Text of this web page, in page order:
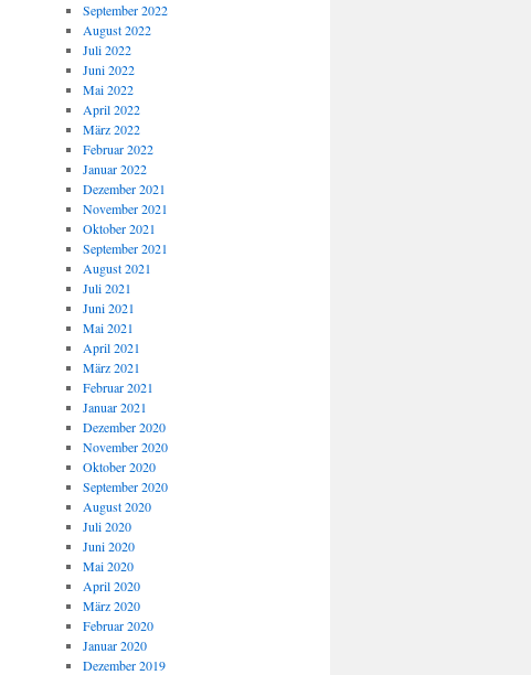
September 2022
August 2022
Juli 2022
Juni 2022
Mai 2022
April 2022
März 2022
Februar 2022
Januar 2022
Dezember 2021
November 2021
Oktober 2021
September 2021
August 2021
Juli 2021
Juni 2021
Mai 2021
April 2021
März 2021
Februar 2021
Januar 2021
Dezember 2020
November 2020
Oktober 2020
September 2020
August 2020
Juli 2020
Juni 2020
Mai 2020
April 2020
März 2020
Februar 2020
Januar 2020
Dezember 2019